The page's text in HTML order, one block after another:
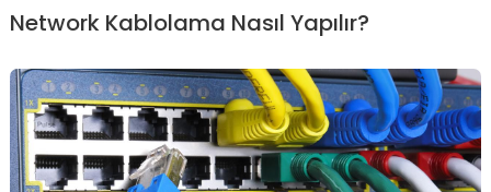
Network Kablolama Nasıl Yapılır?